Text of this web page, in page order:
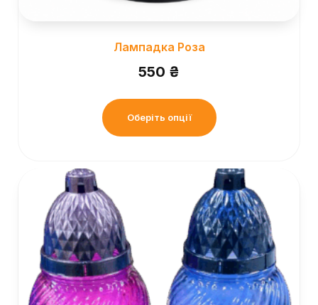
Лампадка Роза
550 ₴
Оберіть опції